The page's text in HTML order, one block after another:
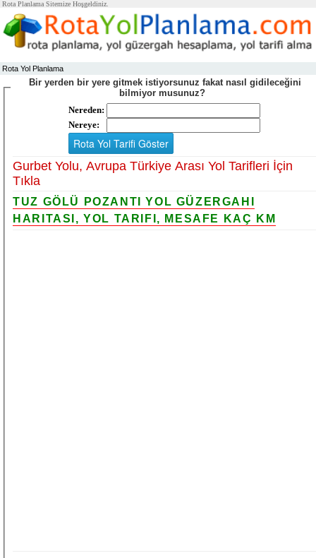
Rota Planlama Sitemize Hoşgeldiniz.
Rota Yol Planlama
Bir yerden bir yere gitmek istiyorsunuz fakat nasıl gidileceğini
bilmiyor musunuz?
Nereden:
Nereye:
Gurbet Yolu, Avrupa Türkiye Arası Yol Tarifleri İçin
Tıkla
TUZ GÖLÜ POZANTI YOL GÜZERGAHI
HARITASI, YOL TARIFI, MESAFE KAÇ KM